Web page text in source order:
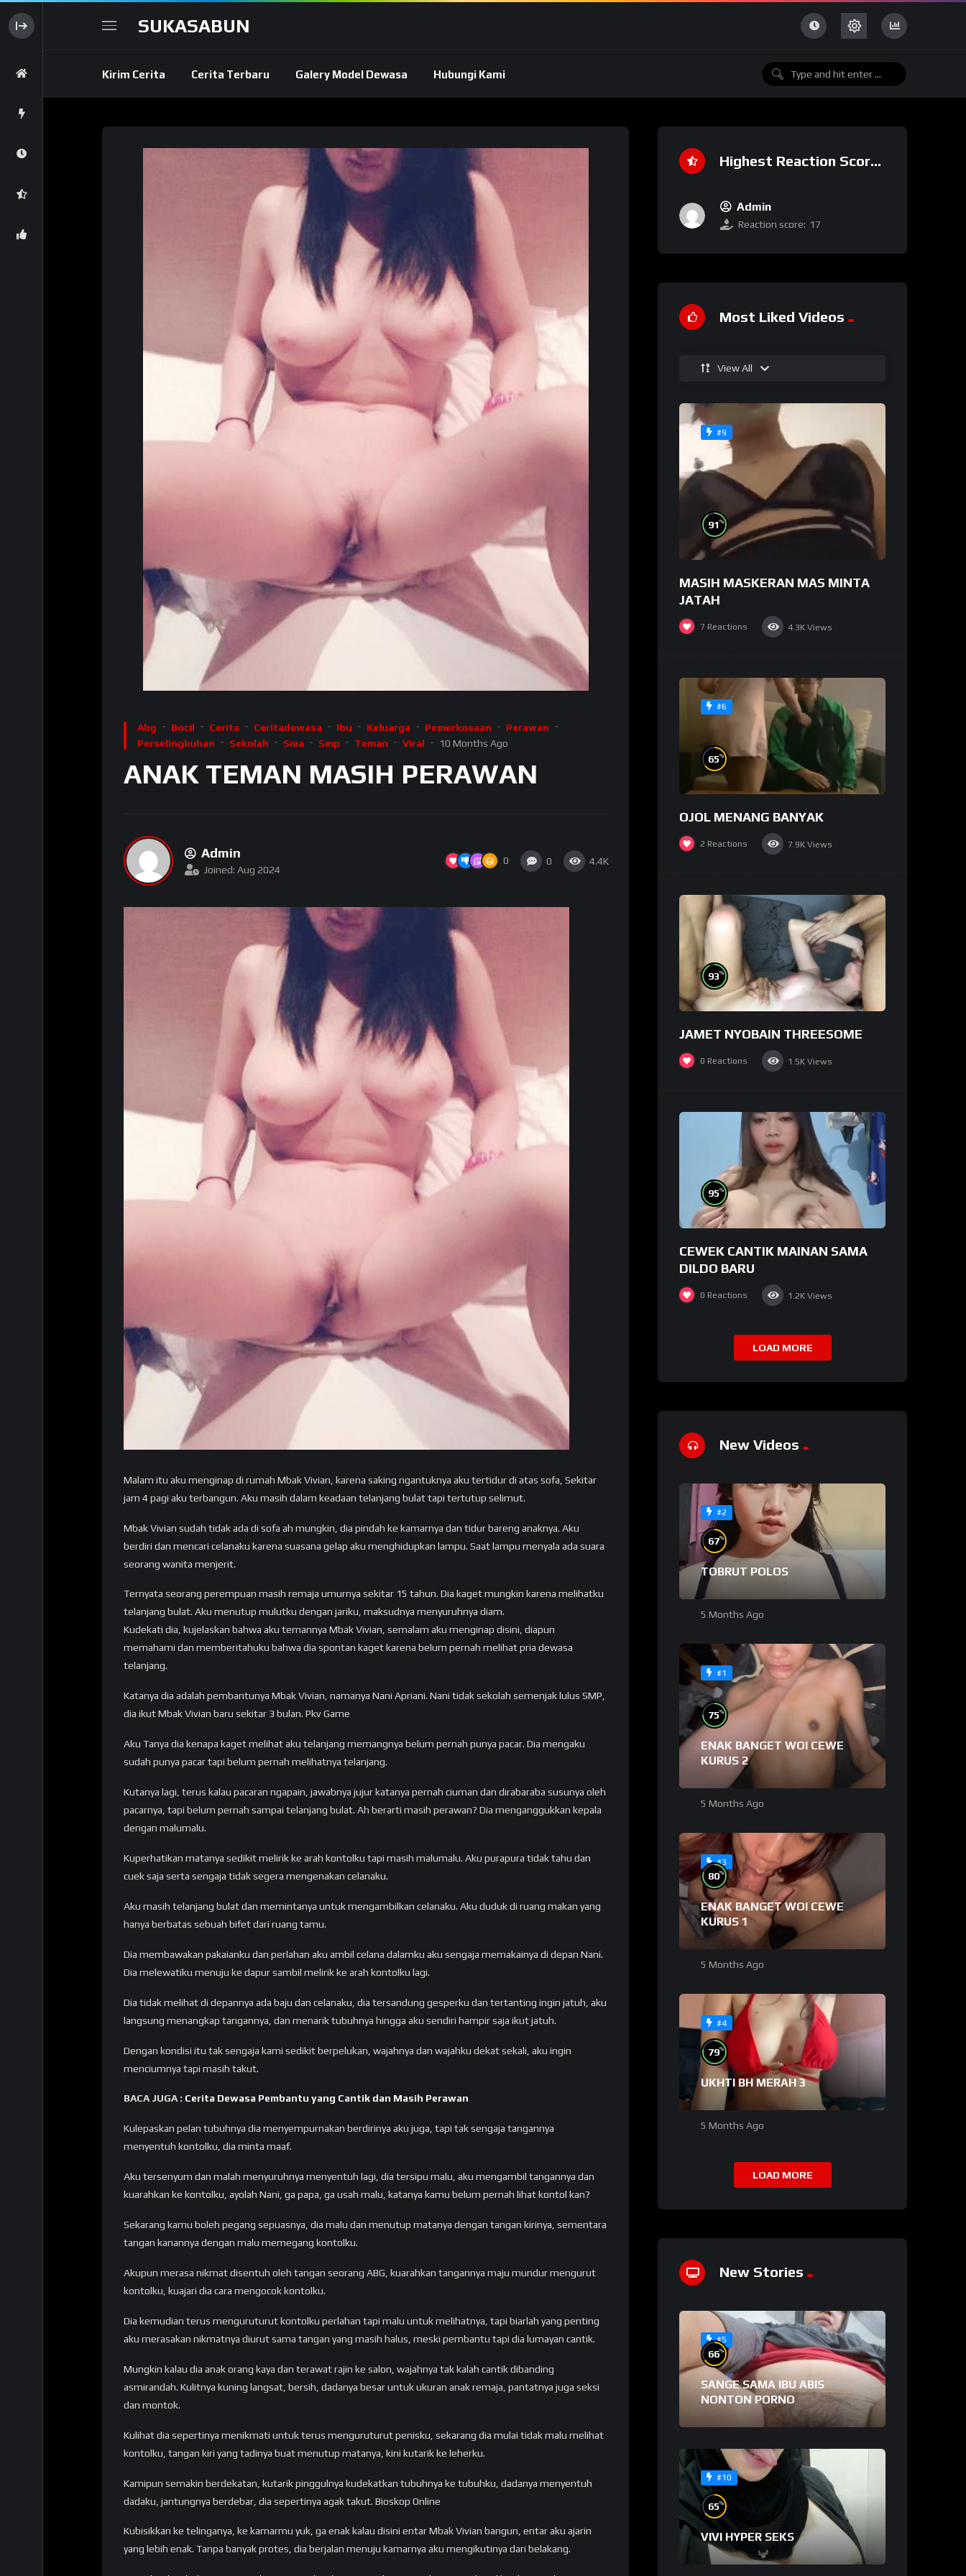
SUKASABUN
Kirim Cerita Cerita Terbaru Galery Model Dewasa Hubungi Kami
Abg Bocil Cerita Ceritadewasa Ibu Keluarga Pemerkosaan
Perawan
Perselingkuhan
Sekolah Sma Smp Teman Viral 10 Months Ago
ANAK TEMAN MASIH PERAWAN
Admin
Joined: Aug 2024
0 0 4.4K
Malam itu aku menginap di rumah Mbak Vivian, karena saking ngantuknya aku tertidur di atas sofa, Sekitar
jam 4 pagi aku terbangun. Aku masih dalam keadaan telanjang bulat tapi tertutup selimut.
Mbak Vivian sudah tidak ada di sofa ah mungkin, dia pindah ke kamarnya dan tidur bareng anaknya. Aku
berdiri dan mencari celanaku karena suasana gelap aku menghidupkan lampu. Saat lampu menyala ada suara
seorang wanita menjerit.
Ternyata seorang perempuan masih remaja umurnya sekitar 15 tahun. Dia kaget mungkin karena melihatku
telanjang bulat. Aku menutup mulutku dengan jariku, maksudnya menyuruhnya diam.
Kudekati dia, kujelaskan bahwa aku temannya Mbak Vivian, semalam aku menginap disini, diapun
memahami dan memberitahuku bahwa dia spontan kaget karena belum pernah melihat pria dewasa
telanjang.
Katanya dia adalah pembantunya Mbak Vivian, namanya Nani Apriani. Nani tidak sekolah semenjak lulus SMP,
dia ikut Mbak Vivian baru sekitar 3 bulan. Pkv Game
Aku Tanya dia kenapa kaget melihat aku telanjang memangnya belum pernah punya pacar. Dia mengaku
sudah punya pacar tapi belum pernah melihatnya telanjang.
Kutanya lagi, terus kalau pacaran ngapain, jawabnya jujur katanya pernah ciuman dan dirabaraba susunya oleh
pacarnya, tapi belum pernah sampai telanjang bulat. Ah berarti masih perawan? Dia menganggukkan kepala
dengan malumalu.
Kuperhatikan matanya sedikit melirik ke arah kontolku tapi masih malumalu. Aku purapura tidak tahu dan
cuek saja serta sengaja tidak segera mengenakan celanaku.
Aku masih telanjang bulat dan memintanya untuk mengambilkan celanaku. Aku duduk di ruang makan yang
hanya berbatas sebuah bifet dari ruang tamu.
Dia membawakan pakaianku dan perlahan aku ambil celana dalamku aku sengaja memakainya di depan Nani.
Dia melewatiku menuju ke dapur sambil melirik ke arah kontolku lagi.
Dia tidak melihat di depannya ada baju dan celanaku, dia tersandung gesperku dan tertanting ingin jatuh, aku
langsung menangkap tangannya, dan menarik tubuhnya hingga aku sendiri hampir saja ikut jatuh.
Dengan kondisi itu tak sengaja kami sedikit berpelukan, wajahnya dan wajahku dekat sekali, aku ingin
menciumnya tapi masih takut.
BACA JUGA : Cerita Dewasa Pembantu yang Cantik dan Masih Perawan
Kulepaskan pelan tubuhnya dia menyempurnakan berdirinya aku juga, tapi tak sengaja tangannya
menyentuh kontolku, dia minta maaf.
Aku tersenyum dan malah menyuruhnya menyentuh lagi, dia tersipu malu, aku mengambil tangannya dan
kuarahkan ke kontolku, ayolah Nani, ga papa, ga usah malu, katanya kamu belum pernah lihat kontol kan?
Sekarang kamu boleh pegang sepuasnya, dia malu dan menutup matanya dengan tangan kirinya, sementara
tangan kanannya dengan malu memegang kontolku.
Akupun merasa nikmat disentuh oleh tangan seorang ABG, kuarahkan tangannya maju mundur mengurut
kontolku, kuajari dia cara mengocok kontolku.
Dia kemudian terus menguruturut kontolku perlahan tapi malu untuk melihatnya, tapi biarlah yang penting
aku merasakan nikmatnya diurut sama tangan yang masih halus, meski pembantu tapi dia lumayan cantik.
Mungkin kalau dia anak orang kaya dan terawat rajin ke salon, wajahnya tak kalah cantik dibanding
asmirandah. Kulitnya kuning langsat, bersih, dadanya besar untuk ukuran anak remaja, pantatnya juga seksi
dan montok.
Kulihat dia sepertinya menikmati untuk terus menguruturut penisku, sekarang dia mulai tidak malu melihat
kontolku, tangan kiri yang tadinya buat menutup matanya, kini kutarik ke leherku.
Kamipun semakin berdekatan, kutarik pinggulnya kudekatkan tubuhnya ke tubuhku, dadanya menyentuh
dadaku, jantungnya berdebar, dia sepertinya agak takut. Bioskop Online
Kubisikkan ke telinganya, ke kamarmu yuk, ga enak kalau disini entar Mbak Vivian bangun, entar aku ajarin
yang lebih enak. Tanpa banyak protes, dia berjalan menuju kamarnya aku mengikutinya dari belakang.
Highest Reaction Score
Admin
Reaction score: 17
Most Liked Videos
View All
#9
91 %
MASIH MASKERAN MAS MINTA
JATAH
7 Reactions 4.3K Views
#6
65%
OJOL MENANG BANYAK
2 Reactions 7.9K Views
93%
JAMET NYOBAIN THREESOME
0 Reactions 1.5K Views
95%
CEWEK CANTIK MAINAN SAMA
DILDO BARU
0 Reactions 1.2K Views
LOAD MORE
New Videos
#2
67%
TOBRUT POLOS
5 Months Ago
#1
75%
ENAK BANGET WOI CEWE
KURUS 2
5 Months Ago
#3
80%
ENAK BANGET WOI CEWE
KURUS 1
5 Months Ago
#4
79%
UKHTI BH MERAH 3
5 Months Ago
LOAD MORE
New Stories
#5
66%
SANGE SAMA IBU ABIS
NONTON PORNO
#10
65%
VIVI HYPER SEKS